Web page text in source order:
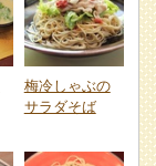
梅冷しゃぶの
サラダそば